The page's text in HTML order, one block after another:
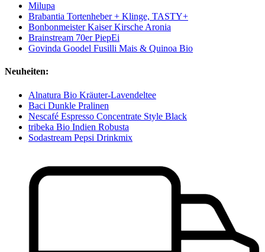
Milupa
Brabantia Tortenheber + Klinge, TASTY+
Bonbonmeister Kaiser Kirsche Aronia
Brainstream 70er PiepEi
Govinda Goodel Fusilli Mais & Quinoa Bio
Neuheiten:
Alnatura Bio Kräuter-Lavendeltee
Baci Dunkle Pralinen
Nescafé Espresso Concentrate Style Black
tribeka Bio Indien Robusta
Sodastream Pepsi Drinkmix